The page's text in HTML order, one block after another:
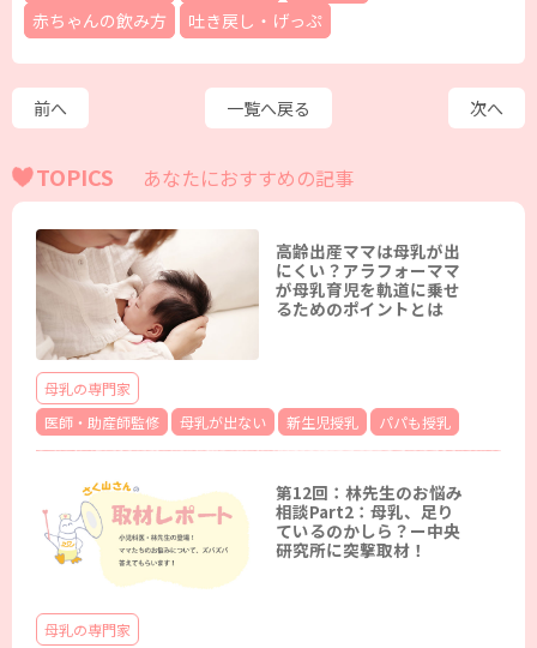
赤ちゃんの飲み方
吐き戻し・げっぷ
前へ 一覧へ戻る 次へ
TOPICS あなたにおすすめの記事
高齢出産ママは母乳が出
にくい？アラフォーママ
が母乳育児を軌道に乗せ
るためのポイントとは
母乳の専門家
医師・助産師監修
母乳が出ない 新生児授乳 パパも授乳
第12回：林先生のお悩み
相談Part2：母乳、足り
ているのかしら？ー中央
研究所に突撃取材！
母乳の専門家